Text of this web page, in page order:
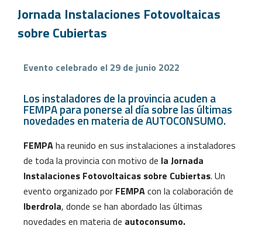
Jornada Instalaciones Fotovoltaicas
sobre Cubiertas
Evento celebrado el 29 de junio 2022
Los instaladores de la provincia acuden a
FEMPA para ponerse al día sobre las últimas
novedades en materia de AUTOCONSUMO.
FEMPAha reunido en sus instalaciones a instaladores
de toda la provincia con motivo de la Jornada
Instalaciones Fotovoltaicas sobre Cubiertas. Un
evento organizado por FEMPAcon la colaboración de
Iberdrola, donde se han abordado las últimas
novedades en materia de autoconsumo.